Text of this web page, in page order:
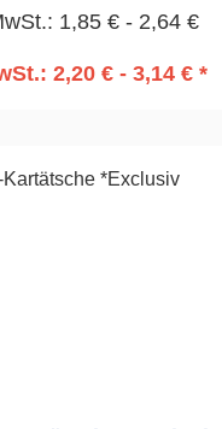
eines
1,85 € - 2,64 €
2,20 € - 3,14 € *